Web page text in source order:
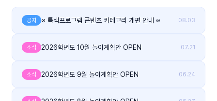
그
공지 ※ 특색프로그램 콘텐츠 카테고리 개편 안내 ※ 08.03
소식 2026학년도 10월 놀이계획안 OPEN 07.21
소식 2026학년도 9월 놀이계획안 OPEN 06.24